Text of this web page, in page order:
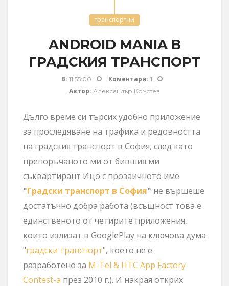
транспортни
ANDROID MANIA В
ГРАДСКИЯ ТРАНСПОРТ
В: 11:55:00 Коментари: 1
Автор: Александър Кръстев
Дълго време си търсих удобно приложение
за проследяване на трафика и редовността
на градския транспорт в София, след като
препоръчаното ми от бившия ми
съквартирант Ицо с прозаичното име
"Градски транспорт в София" не вършеше
достатъчно добра работа (всъщност това е
единственото от четирите приложения,
които излизат в GooglePlay на ключова дума
"градски транспорт", което не е
разработено за M-Tel & HTC App Factory
Contest-а през 2010 г.). И накрая открих